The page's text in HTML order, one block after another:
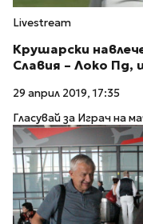
Livestream
Крушарски
Славия – Локо Пд,
29 април 2019, 17:35
Гласувай за Играч на